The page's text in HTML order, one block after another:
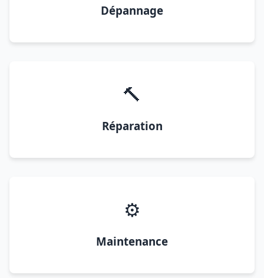
Dépannage
🔨
Réparation
⚙️
Maintenance